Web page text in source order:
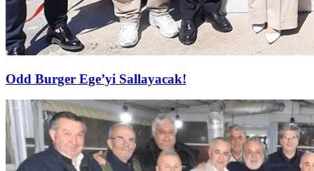
Odd Burger Ege’yi Sallayacak!